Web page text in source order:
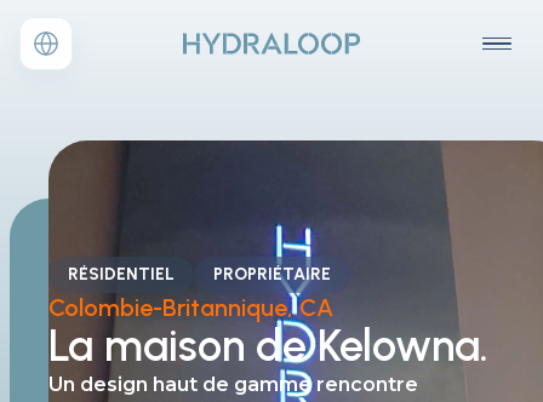
RÉSIDENTIEL PROPRIÉTAIRE
Colombie-Britannique, CA
La maison de Kelowna.
Un design haut de gamme rencontre